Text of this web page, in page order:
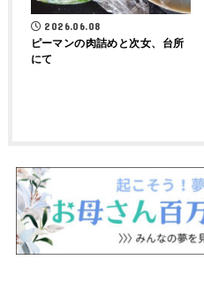
2026.06.08
ピーマンの肉詰めと次女、台所
にて